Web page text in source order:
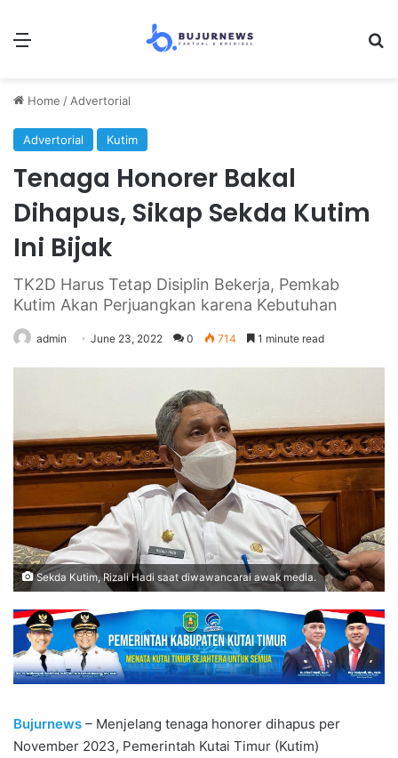
Home / Advertorial
Advertorial Kutim
Tenaga Honorer Bakal
Dihapus, Sikap Sekda Kutim
Ini Bijak
TK2D Harus Tetap Disiplin Bekerja, Pemkab
Kutim Akan Perjuangkan karena Kebutuhan
admin June 23, 2022 0 714 1 minute read
Sekda Kutim, Rizali Hadi saat diwawancarai awak media.
Bujurnews – Menjelang tenaga honorer dihapus per
November 2023, Pemerintah Kutai Timur (Kutim)